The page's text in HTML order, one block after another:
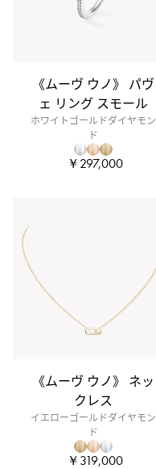
《ムーヴ ウノ》 パヴ
ェ リング スモール
ホワイトゴールドダイヤモン
ド
￥297,000
《ムーヴ ウノ》 ネッ
クレス
イエローゴールドダイヤモン
ド
￥319,000